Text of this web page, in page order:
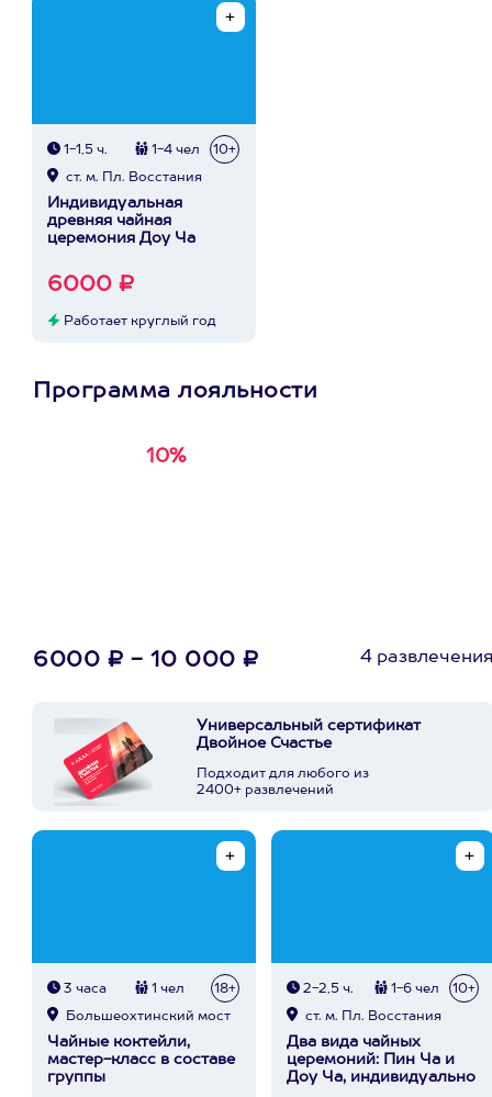
1-1,5 ч. 1-4 чел 10+
ст. м. Пл. Восстания
Индивидуальная
древняя чайная
церемония Доу Ча
6000 ₽
Работает круглый год
Программа лояльности
10%
6000 ₽ - 10 000 ₽ 4
Универсальный сертификат
Двойное Счастье
Подходит для любого из
2400+ развлечений
3 часа 1 чел 18+
Большеохтинский мост
Чайные коктейли,
мастер-класс в составе
группы
2-2,5 ч. 1-6 чел 10+
ст. м. Пл. Восстания
Два вида чайных
церемоний: Пин Ча и
Доу Ча, индивидуально